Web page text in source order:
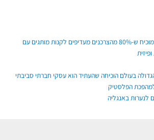
מחקר ראשון מסוגו מוכיח ש-80% מהצרכנים מעדיפים לקנות מותגים עם
בעולם הוכיחה שהעתיד הוא עסקי חברתי סביבתי
הפלסטיק
לנערות באנגליה